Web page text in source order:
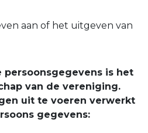
aan of het uitgeven van
persoonsgegevens is het
van de vereniging.
uit te voeren verwerkt
gegevens: